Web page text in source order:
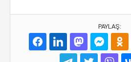
PAYLAŞ: